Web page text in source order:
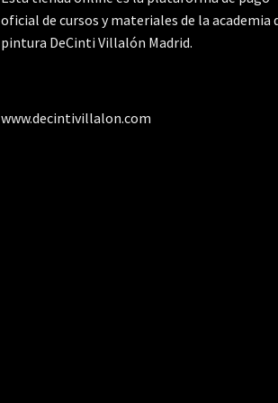
oficial de cursos y materiales de la academia
pintura DeCinti Villalón Madrid.
www.decintivillalon.com